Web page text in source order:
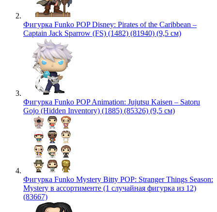
Фигурка Funko POP Disney: Pirates of the Caribbean –
Captain Jack Sparrow (FS) (1482) (81940) (9,5 см)
Фигурка Funko POP Animation: Jujutsu Kaisen – Satoru
Gojo (Hidden Inventory) (1885) (85326) (9,5 см)
Фигурка Funko Mystery Bitty POP: Stranger Things Season:
Mystery в ассортименте (1 случайная фигурка из 12)
(83667)